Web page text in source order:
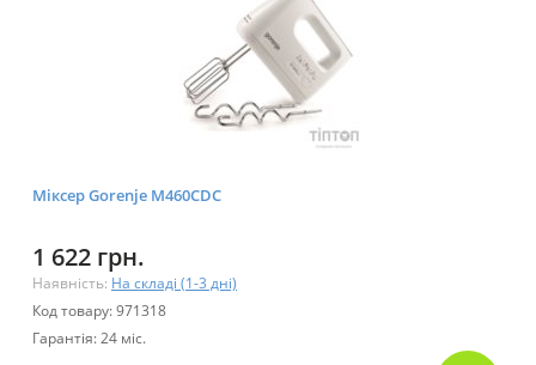
Міксер Gorenje M460CDC
1 622 грн.
Наявність: На складі (1-3 дні)
Код товару: 971318
Гарантія: 24 міс.